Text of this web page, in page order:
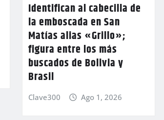
Identifican al cabecilla de
la emboscada en San
Matías alias «Grillo»;
figura entre los más
buscados de Bolivia y
Brasil
Clave300 Ago 1, 2026